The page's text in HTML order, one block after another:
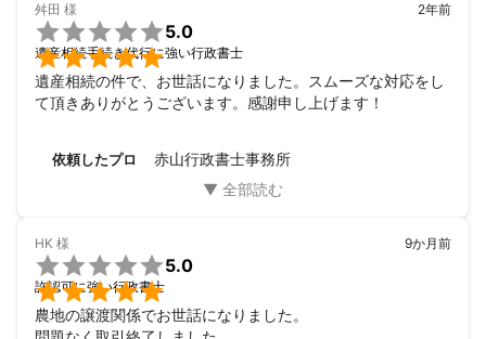
舛田 様


5.0
遺産相続手続き代行に強い行政書士
2年前
遺産相続の件で、お世話になりました。スムーズな対応をし
て頂きありがとうございます。感謝申し上げます！
依頼したプロ 赤山行政書士事務所
HK 様


5.0
許認可に強い行政書士
9か月前
農地の譲渡関係でお世話になりました。